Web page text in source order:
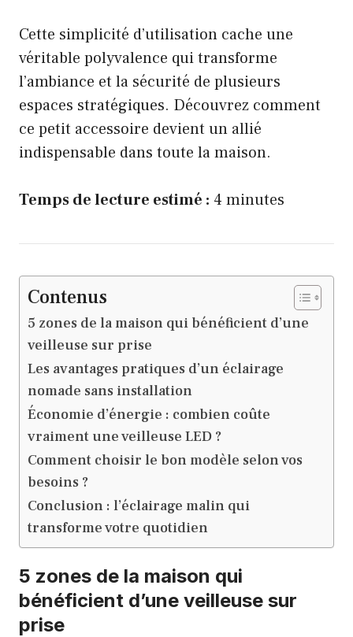
Cette simplicité d’utilisation cache une
véritable polyvalence qui transforme
l’ambiance et la sécurité de plusieurs
espaces stratégiques. Découvrez comment
ce petit accessoire devient un allié
indispensable dans toute la maison.
Temps de lecture estimé : 4 minutes
Contenus
5 zones de la maison qui bénéficient d’une
veilleuse sur prise
Les avantages pratiques d’un éclairage
nomade sans installation
Économie d’énergie : combien coûte
vraiment une veilleuse LED ?
Comment choisir le bon modèle selon vos
besoins ?
Conclusion : l’éclairage malin qui
transforme votre quotidien
5 zones de la maison qui
bénéficient d’une veilleuse sur
prise